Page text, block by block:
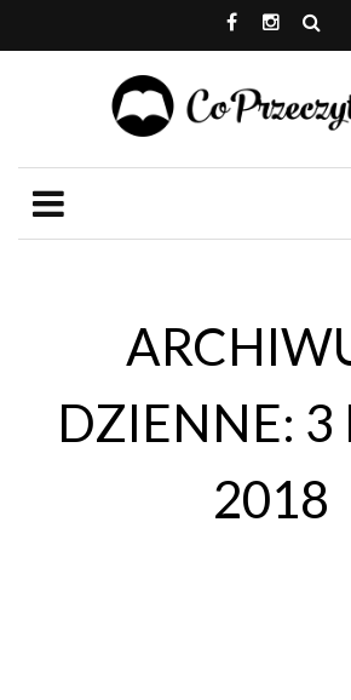
DZIENNE:
2018